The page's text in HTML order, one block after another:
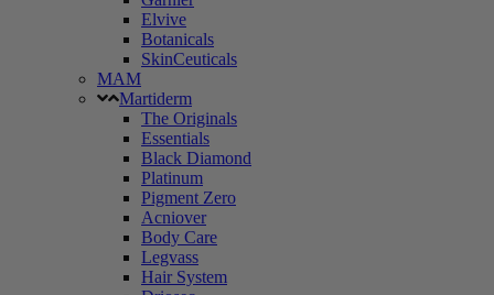
Elvive
Botanicals
SkinCeuticals
MAM
Martiderm
The Originals
Essentials
Black Diamond
Platinum
Pigment Zero
Acniover
Body Care
Legvass
Hair System